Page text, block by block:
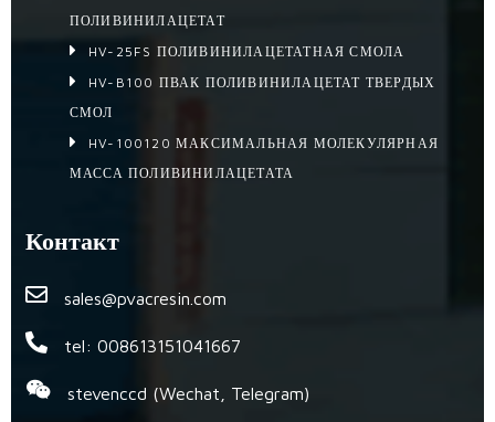
ПОЛИВИНИЛАЦЕТАТ
HV-25FS ПОЛИВИНИЛАЦЕТАТНАЯ СМОЛА
HV-B100 ПВАК ПОЛИВИНИЛАЦЕТАТ ТВЕРДЫХ
СМОЛ
HV-100120 МАКСИМАЛЬНАЯ МОЛЕКУЛЯРНАЯ
МАССА ПОЛИВИНИЛАЦЕТАТА
Контакт
sales@pvacresin.com
tel: 008613151041667
stevenccd (Wechat, Telegram)